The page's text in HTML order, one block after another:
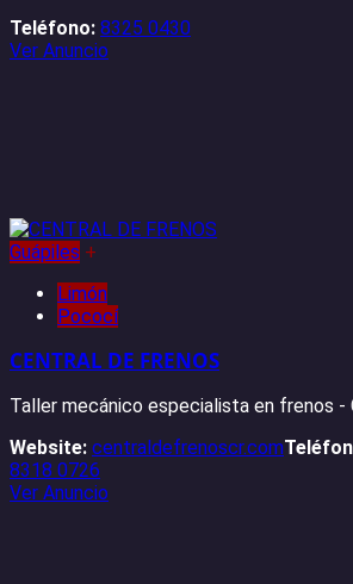
Teléfono: 8325 0430
Ver Anuncio
Guápiles +
Limón
Pococí
CENTRAL DE FRENOS
Taller mecánico especialista en frenos -
Website: centraldefrenoscr.com
8318 0726
Ver Anuncio